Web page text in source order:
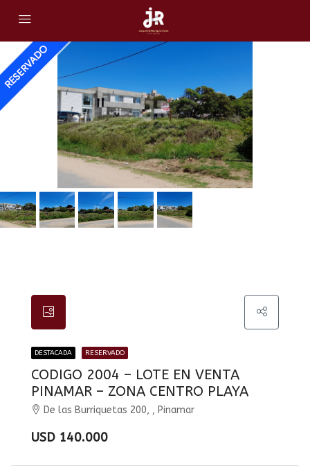
DESTACADA RESERVADO
CODIGO 2004 – LOTE EN VENTA
PINAMAR – ZONA CENTRO PLAYA
De las Burriquetas 200, , Pinamar
USD 140.000